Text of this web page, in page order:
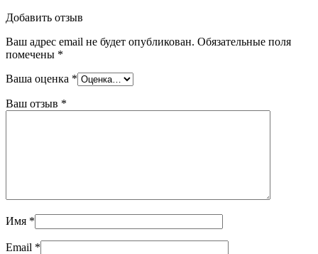
Добавить отзыв
Ваш адрес email не будет опубликован. Обязательные поля
помечены *
Ваша оценка *
Ваш отзыв *
Имя *
Email *